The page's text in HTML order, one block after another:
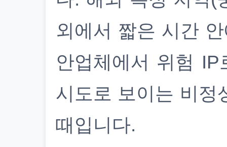
외에서 짧은 시간
안업체에서 위험
시도로 보이는 비정
때입니다.